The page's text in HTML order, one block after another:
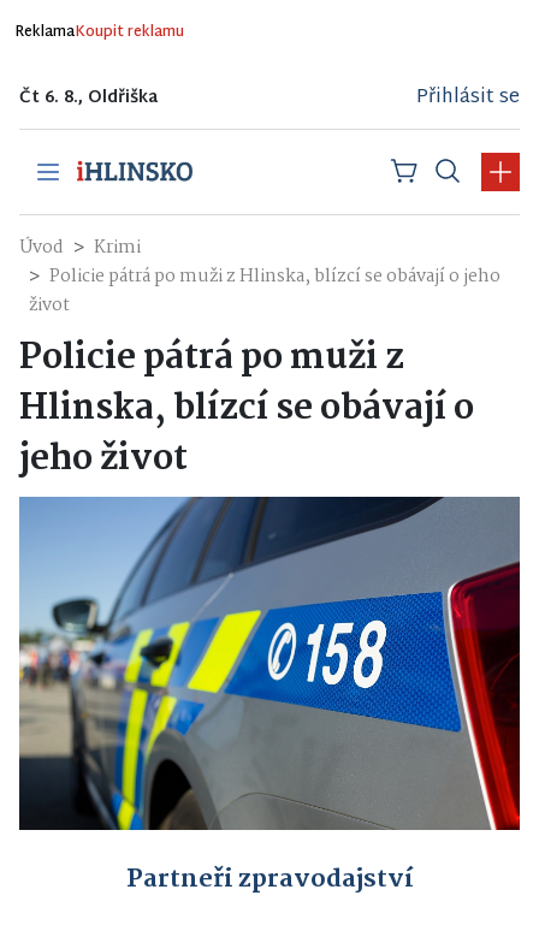
ReklamaKoupit reklamu
Čt 6. 8., Oldřiška Přihlásit se
Úvod
Krimi
Policie pátrá po muži z Hlinska, blízcí se obávají o jeho
život
Policie pátrá po muži z
Hlinska, blízcí se obávají o
jeho život
Partneři zpravodajství